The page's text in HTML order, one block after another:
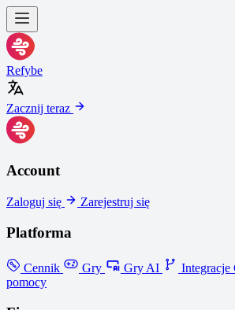
Refybe
Zacznij teraz
Account
Zaloguj się Zarejestruj się
Platforma
Cennik Gry Gry AI Integracje
pomocy